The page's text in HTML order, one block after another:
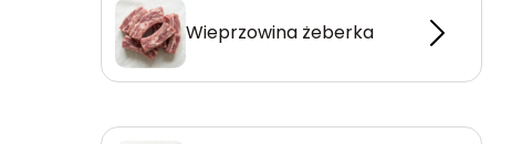
Wieprzowina żeberka